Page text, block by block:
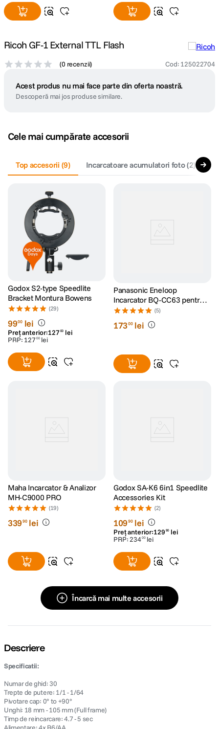
Ricoh GF-1 External TTL Flash
(0 recenzii) Cod: 125022704
Acest produs nu mai face parte din oferta noastră.
Descoperă mai jos produse similare.
Cele mai cumpărate accesorii
Top accesorii (9) Incarcatoare acumulatori foto(2)
Godox S2-type Speedlite
Bracket Montura Bowens
(29)
9900 lei
Preț anterior:12700 lei
PRP: 127 00 lei
Panasonic Eneloop
Incarcator BQ-CC63 pentru 8
acumulatori tip AAA/ AA
(5)
17300 lei
Maha Incarcator & Analizor
MH-C9000 PRO
(19)
33990 lei
Godox SA-K6 6in1 Speedlite
Accessories Kit
(2)
10990 lei
Preț anterior:129 90 lei
PRP:23400 lei
Încarcă mai multe accesorii
Descriere
Specificatii:
Numar de ghid: 30
Trepte de putere: 1/1 - 1/64
Pivotare cap: 0° to +90°
Unghi: 18 mm - 105 mm (Full frame)
Timp de reincarcare: 4.7 - 5 sec